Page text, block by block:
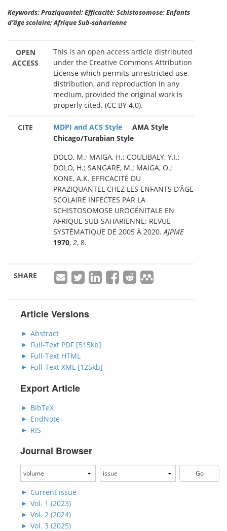
Keywords: Praziquantel; Efficacité; Schistosomose; Enfants
d’âge scolaire; Afrique Sub-saharienne
OPEN
ACCESS
This is an open access article distributed
under the Creative Commons Attribution
License which permits unrestricted use,
distribution, and reproduction in any
medium, provided the original work is
properly cited. (CC BY 4.0).
CITE MDPI and ACS Style
AMA Style
Chicago/Turabian Style
DOLO, M.; MAIGA, H.; COULIBALY, Y.I.;
DOLO, H.; SANGARE, M.; MAIGA, O.;
KONE, A.K. EFFICACITÉ DU
PRAZIQUANTEL CHEZ LES ENFANTS D’ÂGE
SCOLAIRE INFECTES PAR LA
SCHISTOSOMOSE UROGÉNITALE EN
AFRIQUE SUB-SAHARIENNE: REVUE
SYSTÉMATIQUE DE 2005 À 2020.AJPME
1970, 2, 8.
SHARE
Article Versions
Abstract
Full-Text PDF [515kb]
Full-Text HTML
Full-Text XML [125kb]
Export Article
BibTeX
EndNote
RIS
Journal Browser
Current issue
Vol. 1 (2023)
Vol. 2 (2024)
Vol. 3 (2025)